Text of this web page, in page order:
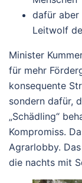
dafür aber
Leitwolf
Minister
für mehr
konsequente
sondern dafür,
„Schädling“
Kompromiss.
Agrarlobby. D
die nachts mit